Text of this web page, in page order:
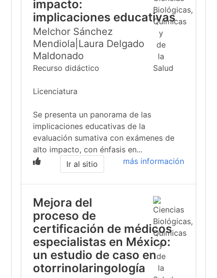
impacto:
implicaciones educativas
Melchor Sánchez
Mendiola|Laura Delgado
Maldonado
Recurso didáctico
Licenciatura
Se presenta un panorama de las
implicaciones educativas de la
evaluación sumativa con exámenes de
alto impacto, con énfasis en...
más información
Ir al sitio
Mejora del
proceso de
certificación de médicos
especialistas en México:
un estudio de caso en
otorrinolaringología